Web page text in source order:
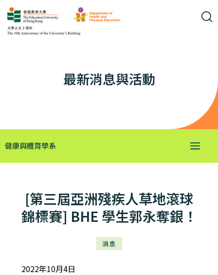
最新消息與活動
健康與體育學系
[第三屆亞洲殘疾人草地滾球
錦標賽] BHE 學生郭永奪銀！
消息
2022年10月4日